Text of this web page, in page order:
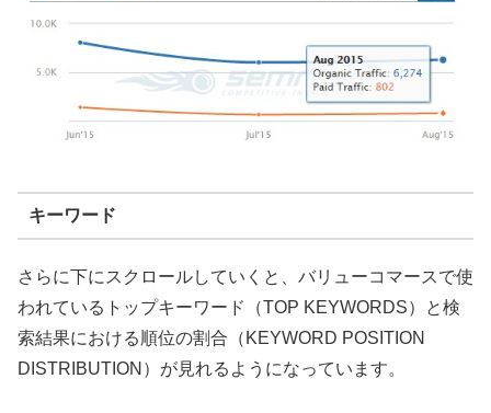
キーワード
さらに下にスクロールしていくと、バリューコマースで使
われているトップキーワード（TOP KEYWORDS）と検
索結果における順位の割合（KEYWORD POSITION
DISTRIBUTION）が見れるようになっています。